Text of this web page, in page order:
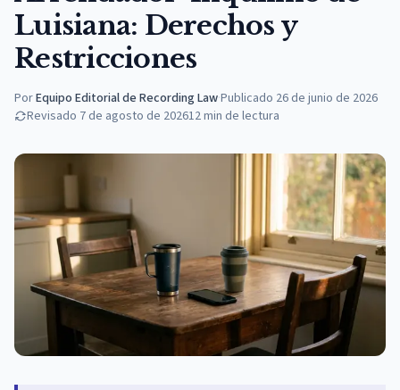
Luisiana: Derechos y
Restricciones
PorEquipo Editorial de Recording Law·Publicado 26 de junio de 2026
Revisado 7 de agosto de 202612min de lectura